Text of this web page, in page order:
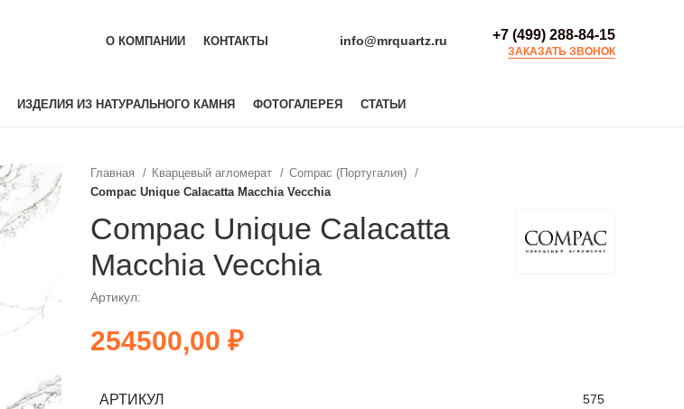
О КОМПАНИИ КОНТАКТЫ info@mrquartz.ru +7 (499) 288-84-15
ЗАКАЗАТЬ ЗВОНОК
Akrilika
Hanex
Grandex
Corian
Hi-Macs
Neomarm
Tristone
ИЗДЕЛИЯ ИЗ НАТУРАЛЬНОГО КАМНЯ ФОТОГАЛЕРЕЯ СТАТЬИ
Главная Кварцевый агломерат
Compac (Португалия)
Compac Unique Calacatta Macchia Vecchia
Compac Unique Calacatta
Macchia Vecchia
Артикул:
₽
АРТИКУЛ 575